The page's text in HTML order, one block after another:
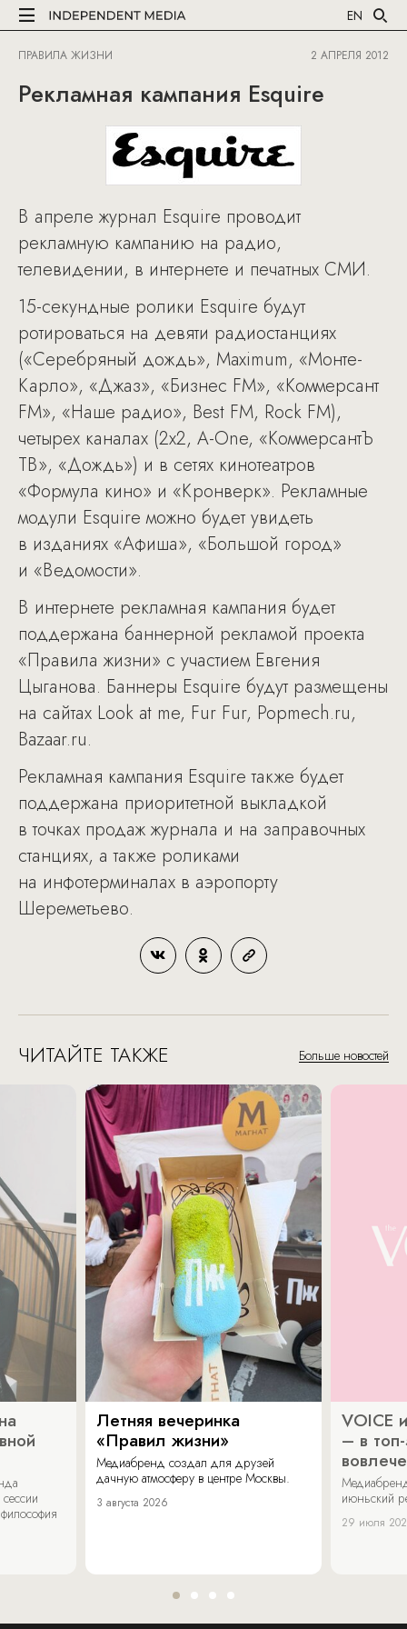
EN
ПРАВИЛА ЖИЗНИ 2 АПРЕЛЯ 2012
Рекламная кампания Esquire
В апреле журнал Esquire проводит
рекламную кампанию на радио,
телевидении, в интернете и печатных СМИ.
15-секундные ролики Esquire будут
ротироваться на девяти радиостанциях
(«Серебряный дождь», Maximum, «Монте-
Карло», «Джаз», «Бизнес FM», «Коммерсант
FM», «Наше радио», Best FM, Rock FM),
четырех каналах (2х2, A-One, «КоммерсантЪ
ТВ», «Дождь») и в сетях кинотеатров
«Формула кино» и «Кронверк». Рекламные
модули Esquire можно будет увидеть
в изданиях «Афиша», «Большой город»
и «Ведомости».
В интернете рекламная кампания будет
поддержана баннерной рекламой проекта
«Правила жизни» с участием Евгения
Цыганова. Баннеры Esquire будут размещены
на сайтах Look at me, Fur Fur, Popmech.ru,
Bazaar.ru.
Рекламная кампания Esquire также будет
поддержана приоритетной выкладкой
в точках продаж журнала и на заправочных
станциях, а также роликами
на инфотерминалах в аэропорту
Шереметьево.
ЧИТАЙТЕ ТАКЖЕ Больше новостей
Летняя вечеринка
«Правил жизни»
Медиабренд создал для друзей
дачную атмосферу в центре Москвы.
3 августа 2026
VOICE
– в
июньский
29 июля